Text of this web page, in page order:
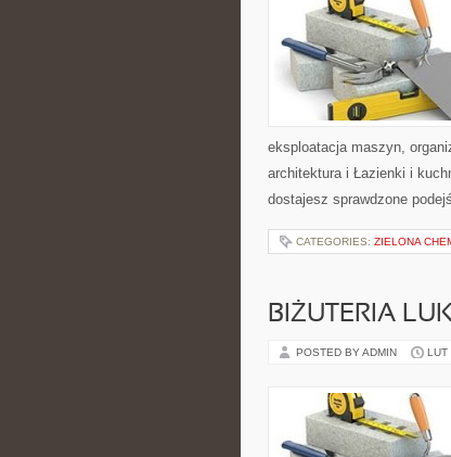
eksploatacja maszyn,
architektura i Łazienki i
dostajesz sprawdzone
CATEGORIES: ZIELONA
BIŻUTERIA
POSTED BY ADMIN LUT